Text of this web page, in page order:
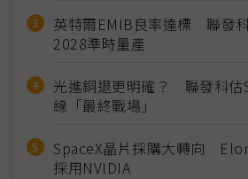
英特爾EMIB良率達標 聯發
2028準時量產
光進銅退更明確？ 聯發科估
線「最終戰場」
SpaceX晶片採購大轉向
採用NVIDIA